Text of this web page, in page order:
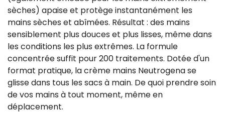
sèches) apaise et protège instantanément les
mains sèches et abîmées. Résultat : des mains
sensiblement plus douces et plus lisses, même dans
les conditions les plus extrêmes. La formule
concentrée suffit pour 200 traitements. Dotée d'un
format pratique, la crème mains Neutrogena se
glisse dans tous les sacs à main. De quoi prendre soin
de vos mains à tout moment, même en
déplacement.